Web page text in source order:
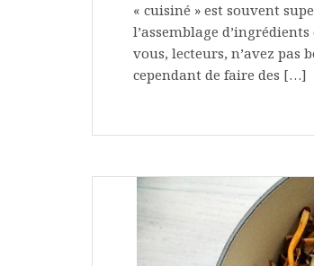
« cuisiné » est souvent
l’assemblage
vous, lecteurs, n’avez pas
cependant de faire des […]